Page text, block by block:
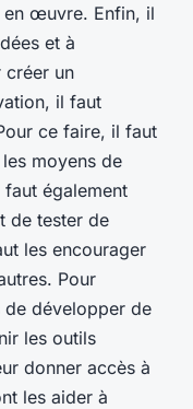
en œuvre. Enfin, il
et à
créer un
il faut
ce faire, il faut
moyens de
également
de tester de
les encourager
Pour
de développer de
les outils
donner accès à
les aider à